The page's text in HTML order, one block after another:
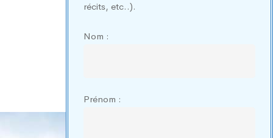
récits, etc..).
Nom :
Prénom :